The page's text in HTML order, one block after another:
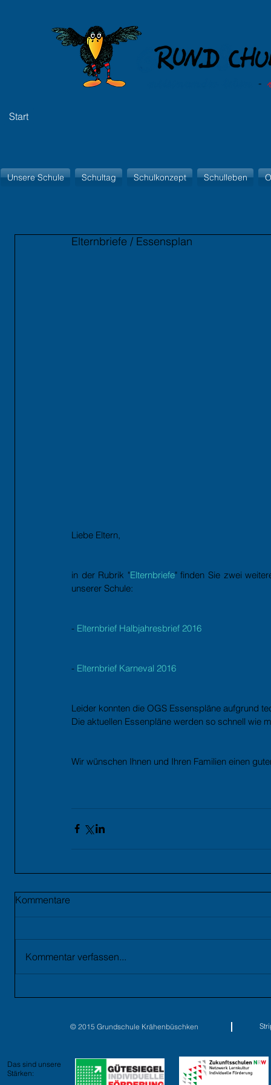
Start
Unsere Schule Schultag Schulkonzept Schulleben
Elternbriefe / Essensplan
Liebe Eltern,
in der Rubrik "Elternbriefe" finden Sie zwei
unserer Schule:
- Elternbrief Halbjahresbrief 2016
- Elternbrief Karneval 2016
Leider konnten die OGS Essenspläne aufgrund
Die aktuellen Essenpläne werden so schnell wie
Wir wünschen Ihnen und Ihren Familien einen
Kommentare
Kommentar verfassen...
© 2015 Grundschule Krähenbüschken
Das sind unsere
Stärken: